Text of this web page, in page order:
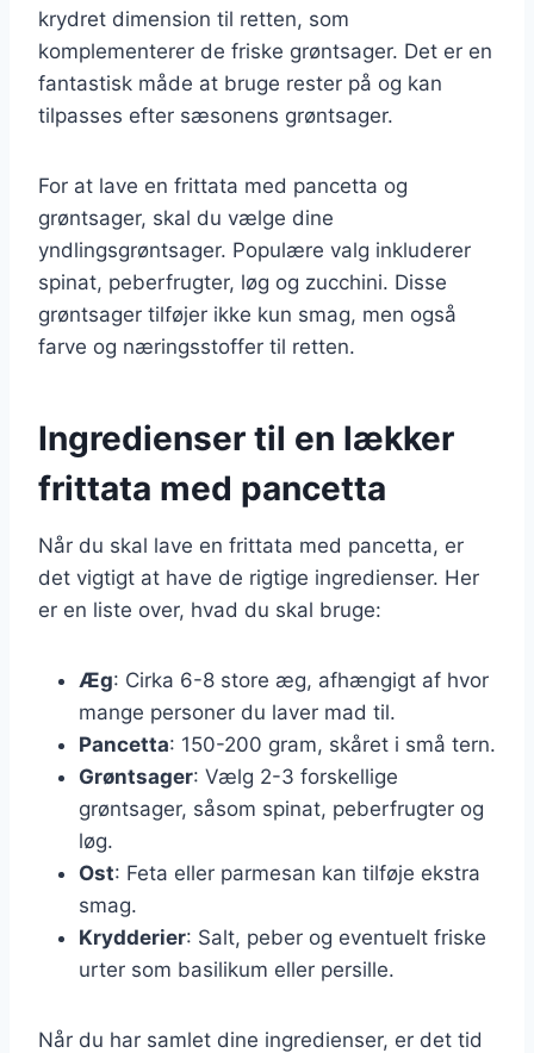
krydret dimension til retten, som
komplementerer de friske grøntsager. Det er en
fantastisk måde at bruge rester på og kan
tilpasses efter sæsonens grøntsager.
For at lave en frittata med pancetta og
grøntsager, skal du vælge dine
yndlingsgrøntsager. Populære valg inkluderer
spinat, peberfrugter, løg og zucchini. Disse
grøntsager tilføjer ikke kun smag, men også
farve og næringsstoffer til retten.
Ingredienser til en lækker
frittata med pancetta
Når du skal lave en frittata med pancetta, er
det vigtigt at have de rigtige ingredienser. Her
er en liste over, hvad du skal bruge:
Æg: Cirka 6-8 store æg, afhængigt af hvor
mange personer du laver mad til.
Pancetta: 150-200 gram, skåret i små tern.
Grøntsager: Vælg 2-3 forskellige
grøntsager, såsom spinat, peberfrugter og
løg.
Ost: Feta eller parmesan kan tilføje ekstra
smag.
Krydderier: Salt, peber og eventuelt friske
urter som basilikum eller persille.
Når du har samlet dine ingredienser, er det tid